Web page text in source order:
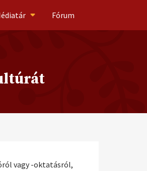
Fórum
vagy -oktatásról,